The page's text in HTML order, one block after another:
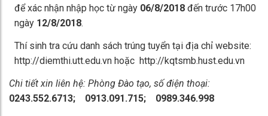
để xác nhận nhập học từ ngày 06/8/2018 đến trước 17h00
ngày 12/8/2018.
Thí sinh tra cứu danh sách trúng tuyển tại địa chỉ website:
http://diemthi.utt.edu.vn hoặc http://kqtsmb.hust.edu.vn
Chi tiết xin liên hệ: Phòng Đào tạo, số điện thoại:
0243.552.6713; 0913.091.715; 0989.346.998